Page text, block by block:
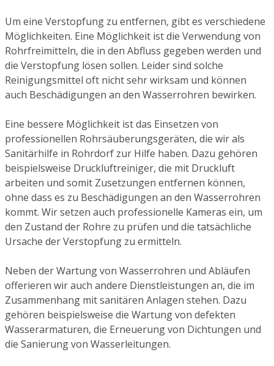
Um eine Verstopfung zu entfernen, gibt es verschiedene
Möglichkeiten. Eine Möglichkeit ist die Verwendung von
Rohrfreimitteln, die in den Abfluss gegeben werden und
die Verstopfung lösen sollen. Leider sind solche
Reinigungsmittel oft nicht sehr wirksam und können
auch Beschädigungen an den Wasserrohren bewirken.
Eine bessere Möglichkeit ist das Einsetzen von
professionellen Rohrsäuberungsgeräten, die wir als
Sanitärhilfe in Rohrdorf zur Hilfe haben. Dazu gehören
beispielsweise Druckluftreiniger, die mit Druckluft
arbeiten und somit Zusetzungen entfernen können,
ohne dass es zu Beschädigungen an den Wasserrohren
kommt. Wir setzen auch professionelle Kameras ein, um
den Zustand der Rohre zu prüfen und die tatsächliche
Ursache der Verstopfung zu ermitteln.
Neben der Wartung von Wasserrohren und Abläufen
offerieren wir auch andere Dienstleistungen an, die im
Zusammenhang mit sanitären Anlagen stehen. Dazu
gehören beispielsweise die Wartung von defekten
Wasserarmaturen, die Erneuerung von Dichtungen und
die Sanierung von Wasserleitungen.